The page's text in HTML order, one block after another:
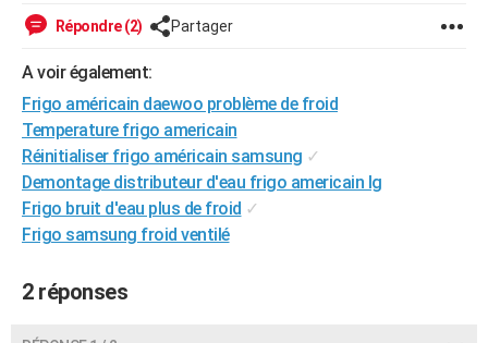
Alimentation
Guide de la santé
Maladies
Médicaments
Sommeil
VOYAGE
Destinations
City break
Voyage nature
Voyage de noces
Forum
Climat
+PHOTO
GUIDES D'ACHAT
BONS PLANS
CARTE DE VOEUX
Dictionnaire
Biographies
Citations
Expressions
Proverbes
PROGRAMME TV
Répondre (2) Partager
A voir également:
Frigo américain daewoo problème de froid
Temperature frigo americain
Réinitialiser frigo américain samsung ✓
Demontage distributeur d'eau frigo americain lg
Frigo bruit d'eau plus de froid ✓
Frigo samsung froid ventilé
2 réponses